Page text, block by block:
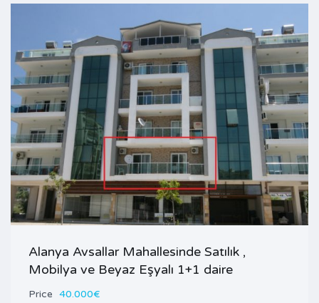
Alanya Avsallar Mahallesinde Satılık ,
Mobilya ve Beyaz Eşyalı 1+1 daire
Price 40.000€